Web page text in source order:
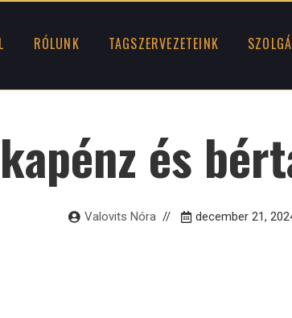
RÓLUNK TAGSZERVEZETEINK
és
Valovits Nóra december 21,